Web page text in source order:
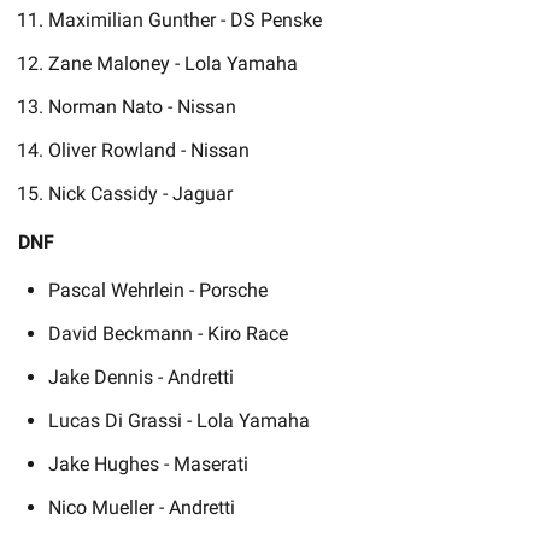
Maximilian Gunther - DS Penske
Zane Maloney - Lola Yamaha
Norman Nato - Nissan
Oliver Rowland - Nissan
Nick Cassidy - Jaguar
DNF
Pascal Wehrlein - Porsche
David Beckmann - Kiro Race
Jake Dennis - Andretti
Lucas Di Grassi - Lola Yamaha
Jake Hughes - Maserati
Nico Mueller - Andretti